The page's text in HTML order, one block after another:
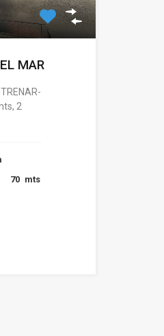
MAR
2
70 mts